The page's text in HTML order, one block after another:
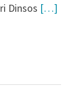
Dinsos […]